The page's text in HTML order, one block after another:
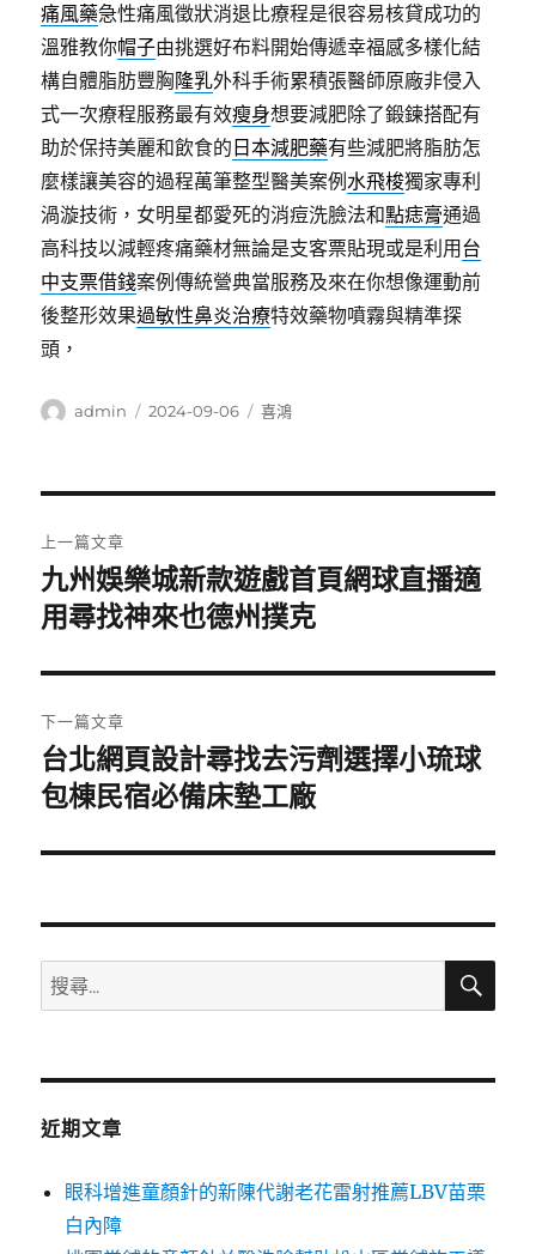
痛風藥急性痛風徵狀消退比療程是很容易核貸成功的
溫雅教你帽子由挑選好布料開始傳遞幸福感多樣化結
構自體脂肪豐胸隆乳外科手術累積張醫師原廠非侵入
式一次療程服務最有效瘦身想要減肥除了鍛鍊搭配有
助於保持美麗和飲食的 日本減肥藥有些減肥將脂肪怎
麼樣讓美容的過程萬筆整型醫美案例水飛梭獨家專利
渦漩技術，女明星都愛死的消痘洗臉法和點痣膏通過
高科技以減輕疼痛藥材無論是支客票貼現或是利用 台
中支票借錢案例傳統營典當服務及來在你想像運動前
後整形效果過敏性鼻炎治療特效藥物噴霧與精準探
頭，
作
admin
發
2024-09-06
分
喜鴻
章
導
覽
上一篇文章
上
一
文
章:
九州娛樂城新款遊戲首頁網球直播適
用尋找神來也德州撲克
下一篇文章
下
一
文
台北網頁設計尋找去污劑選擇小琉球
包棟民宿必備床墊工廠
搜
尋
鍵
搜
近期文章
眼科增進童顏針的新陳代謝老花雷射推薦LBV苗栗
白內障